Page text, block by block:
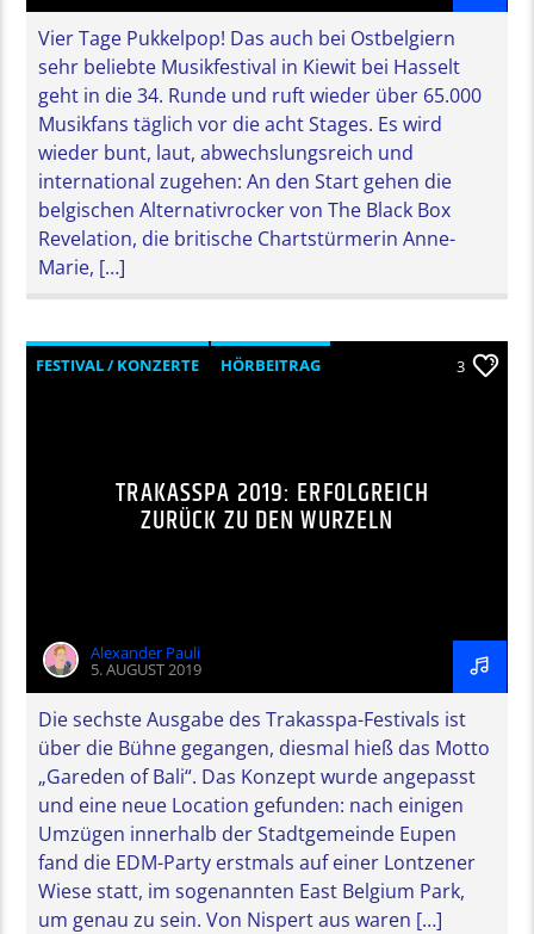
Vier Tage Pukkelpop! Das auch bei Ostbelgiern
sehr beliebte Musikfestival in Kiewit bei Hasselt
geht in die 34. Runde und ruft wieder über 65.000
Musikfans täglich vor die acht Stages. Es wird
wieder bunt, laut, abwechslungsreich und
international zugehen: An den Start gehen die
belgischen Alternativrocker von The Black Box
Revelation, die britische Chartstürmerin Anne-
Marie, […]
FESTIVAL / KONZERTE
HÖRBEITRAG
3
TRAKASSPA 2019: ERFOLGREICH
ZURÜCK ZU DEN WURZELN
Alexander Pauli
5. AUGUST 2019
Die sechste Ausgabe des Trakasspa-Festivals ist
über die Bühne gegangen, diesmal hieß das Motto
„Gareden of Bali“. Das Konzept wurde angepasst
und eine neue Location gefunden: nach einigen
Umzügen innerhalb der Stadtgemeinde Eupen
fand die EDM-Party erstmals auf einer Lontzener
Wiese statt, im sogenannten East Belgium Park,
um genau zu sein. Von Nispert aus waren […]